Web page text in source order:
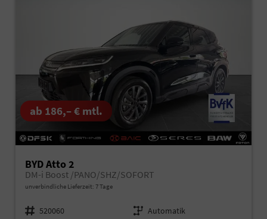
ab 186,– € mtl.
BYD Atto 2
DM-i Boost /PANO/SHZ/SOFORT
unverbindliche Lieferzeit: 7 Tage
Fahrzeugnr. 520060 Getriebe Automatik